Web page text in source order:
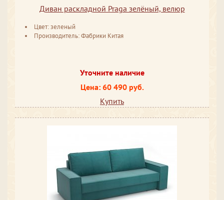
Диван раскладной Praga зелёный, велюр
Цвет: зеленый
Производитель: Фабрики Китая
Уточните наличие
Цена: 60 490 руб.
Купить